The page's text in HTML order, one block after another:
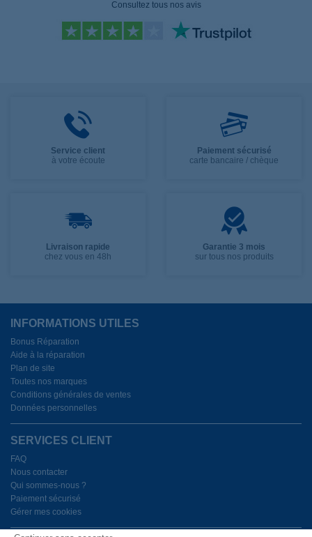
Consultez tous nos avis
Service client
à votre écoute
Paiement sécurisé
carte bancaire / chèque
Livraison rapide
chez vous en 48h
Garantie 3 mois
sur tous nos produits
INFORMATIONS UTILES
Bonus Réparation
Aide à la réparation
Plan de site
Toutes nos marques
Conditions générales de ventes
Données personnelles
SERVICES CLIENT
FAQ
Nous contacter
Qui sommes-nous ?
Paiement sécurisé
Gérer mes cookies